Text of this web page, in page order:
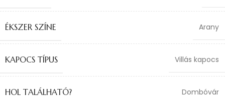
ÉKSZER SZÍNE Arany
KAPOCS TÍPUS Villás kapocs
HOL TALÁLHATÓ? Dombóvár